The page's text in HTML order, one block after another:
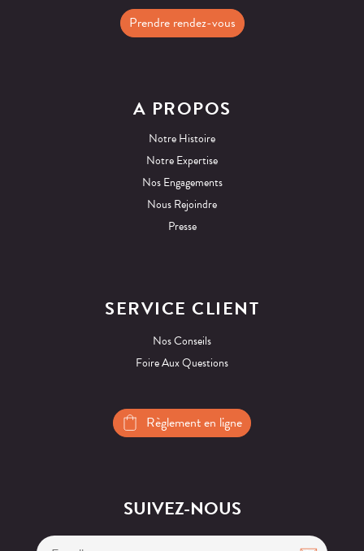
Prendre rendez-vous
A PROPOS
Notre Histoire
Notre Expertise
Nos Engagements
Nous Rejoindre
Presse
SERVICE CLIENT
Nos Conseils
Foire Aux Questions
Règlement en ligne
SUIVEZ-NOUS